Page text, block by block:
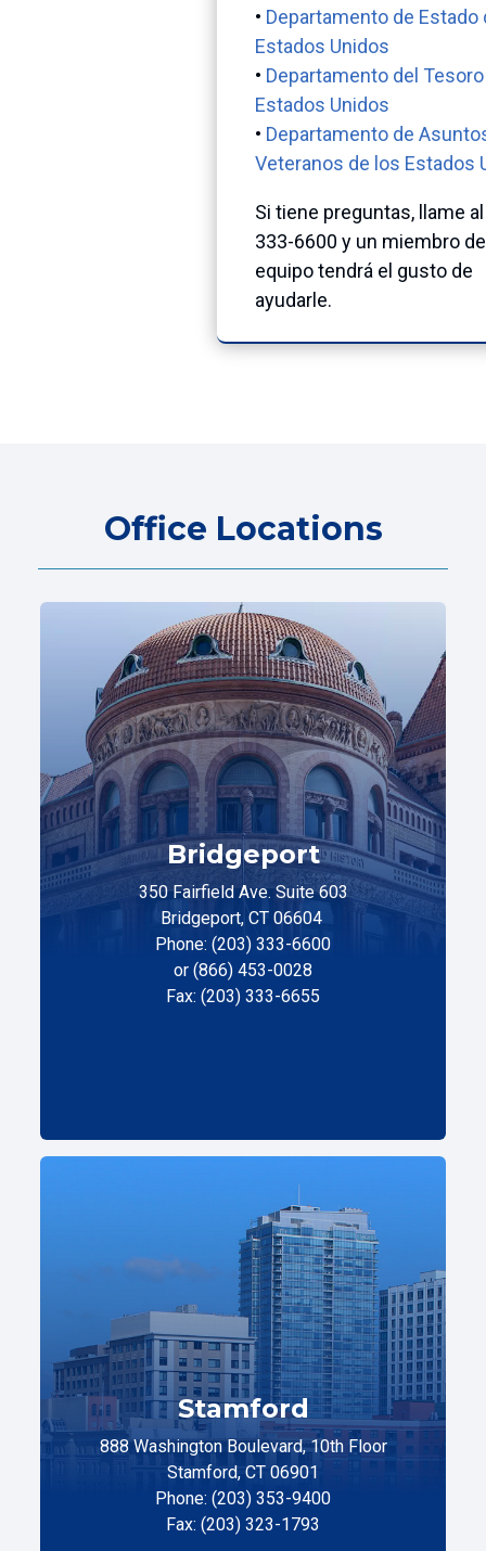
• Departamento de Estado
Estados Unidos
• Departamento del
Estados Unidos
• Departamento de
Veteranos de los Estados
Si tiene preguntas, llame
333-6600 y un miembro
equipo tendrá el gusto de
ayudarle.
Office Locations
Bridgeport
350 Fairfield Ave. Suite 603
Bridgeport, CT 06604
Phone: (203) 333-6600
or (866) 453-0028
Fax: (203) 333-6655
Stamford
888 Washington Boulevard, 10th Floor
Stamford, CT 06901
Phone: (203) 353-9400
Fax: (203) 323-1793